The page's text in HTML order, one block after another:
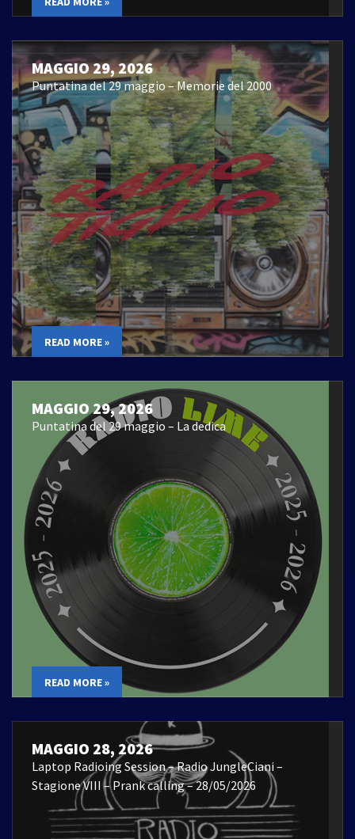
MAGGIO 29, 2026
Puntatina del 29 maggio – Memorie del 2000
READ MORE »
MAGGIO 29, 2026
Puntatina del 29 maggio – La dedica
READ MORE »
MAGGIO 28, 2026
Laptop Radioing Session – Radio JungleCiani –
Stagione VIII – Prank calling – 28/05/2026